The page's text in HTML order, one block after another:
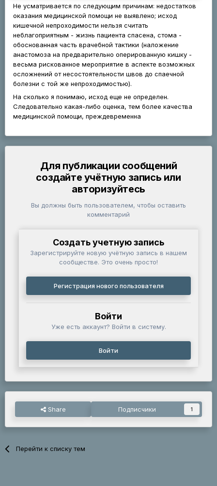
Не усматривается по следующим причинам: недостатков
оказания медицинской помощи не выявлено; исход
кишечной непроходимости нельзя считать
неблагоприятным - жизнь пациента спасена, стома -
обоснованная часть врачебной тактики (наложение
анастомоза на предварительно оперированную кишку -
весьма рискованное мероприятие в аспекте возможных
осложнений от несостоятельности швов до спаечной
болезни с той же непроходимостью).
На сколько я понимаю, исход еще не определен.
Следовательно какая-либо оценка, тем более качества
медицинской помощи, преждевременна
Для публикации сообщений
создайте учётную запись или
авторизуйтесь
Вы должны быть пользователем, чтобы оставить
комментарий
Создать учетную запись
Зарегистрируйте новую учётную запись в нашем
сообществе. Это очень просто!
Регистрация нового пользователя
Войти
Уже есть аккаунт? Войти в систему.
Войти
Share Подписчики 1
Перейти к списку тем